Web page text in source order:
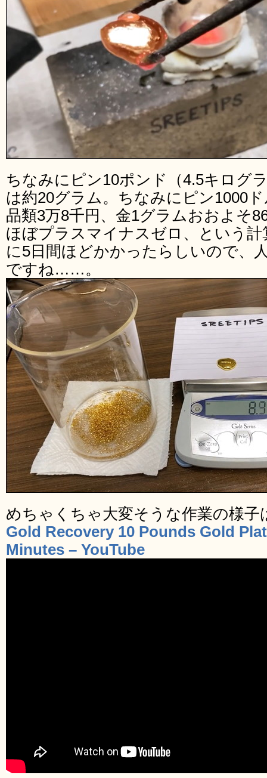
ちなみにピン10ポンド（4.5キログ
は約20グラム。ちなみにピン1000
品類3万8千円、金1グラムおおよそ
ほぼプラスマイナスゼロ、という
に5日間ほどかかったらしいので、
ですね……。
めちゃくちゃ大変そうな作業の様子
Gold Recovery 10 Pounds Gold
Minutes – YouTube